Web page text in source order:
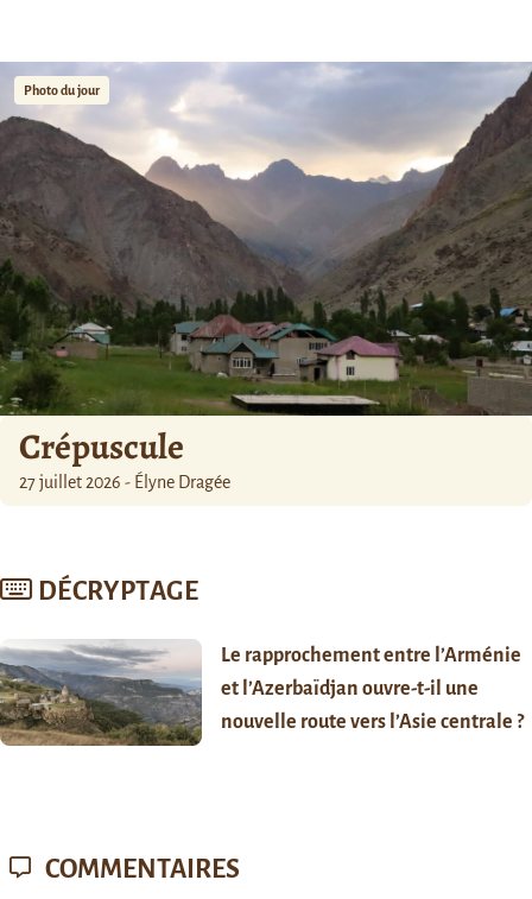
Photo du jour
Crépuscule
27 juillet 2026 - Élyne Dragée
DÉCRYPTAGE
Le rapprochement entre l’Arménie
et l’Azerbaïdjan ouvre-t-il une
nouvelle route vers l’Asie centrale ?
COMMENTAIRES